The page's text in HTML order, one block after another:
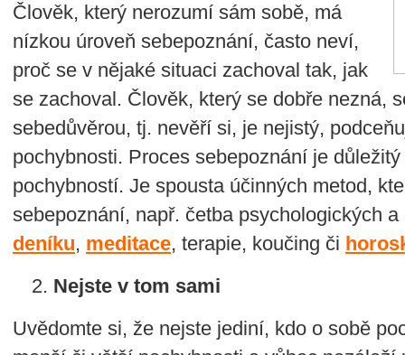
Člověk, který nerozumí sám sobě, má
nízkou úroveň sebepoznání, často neví,
proč se v nějaké situaci zachoval tak, jak
se zachoval. Člověk, který se dobře nezná,
sebedůvěrou, tj. nevěří si, je nejistý,
pochybnosti. Proces sebepoznání je
pochybností. Je spousta účinných metod,
sebepoznání, např. četba psychologických
deníku, meditace, terapie, koučing či
Nejste v tom sami
Uvědomte si, že nejste jediní, kdo o sobě